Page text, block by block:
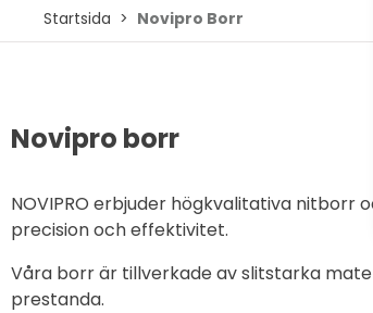
Startsida Novipro Borr
Novipro borr
NOVIPRO erbjuder högkvalitativa nitborr
precision och effektivitet.
Våra borr är tillverkade av slitstarka
prestanda.